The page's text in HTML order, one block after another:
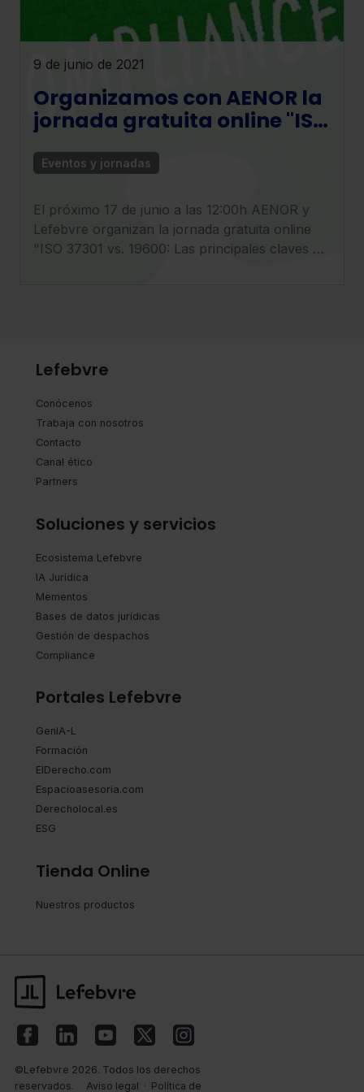
9 de junio de 2021
Organizamos con AENOR la
jornada gratuita online "ISO
Eventos y jornadas
El próximo 17 de junio a las 12:00h AENOR y
Lefebvre organizan la jornada gratuita online
"ISO 37301 vs. 19600: Las principales claves de
Lefebvre
Conócenos
Trabaja con nosotros
Contacto
Canal ético
Partners
Soluciones y servicios
Ecosistema Lefebvre
IA Jurídica
Mementos
Bases de datos jurídicas
Gestión de despachos
Compliance
Portales Lefebvre
GenIA-L
Formación
ElDerecho.com
Espacioasesoria.com
Derecholocal.es
ESG
Tienda Online
Nuestros productos
©Lefebvre 2026. Todos los derechos
reservados.
Aviso legal · Política de